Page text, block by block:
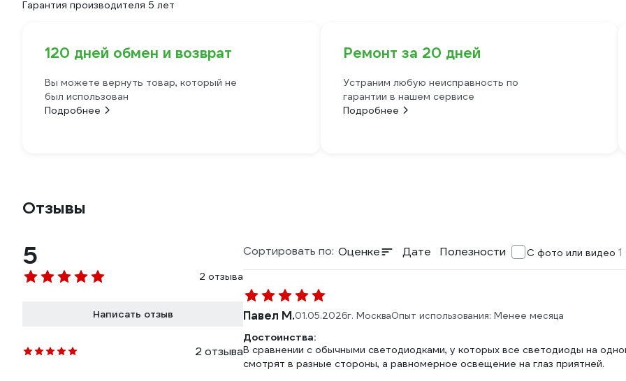
Гарантия производителя 5 лет
120 дней обмен и возврат
Вы можете вернуть товар, который не
был использован
Подробнее
Ремонт за 20 дней
Устраним любую неисправность по
гарантии в нашем сервисе
Подробнее
Отзывы
5
2 отзыва
Написать отзыв
2 отзыва
Сортировать по: Оценке Дате Полезности С фото или видео 1
Павел М.01.05.2026г. МоскваОпыт использования: Менее месяца
Достоинства:
В сравнении с обычными светодиодками, у которых все светодиоды на
смотрят в разные стороны, а равномерное освещение на глаз приятней.